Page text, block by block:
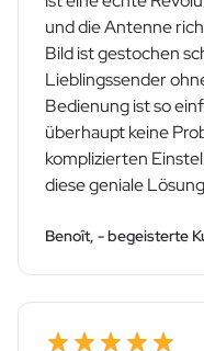
und die Antenne
Bild ist gestochen
Lieblingssender
Bedienung ist so
überhaupt keine
komplizierten
diese geniale
Benoît, - begeisterte